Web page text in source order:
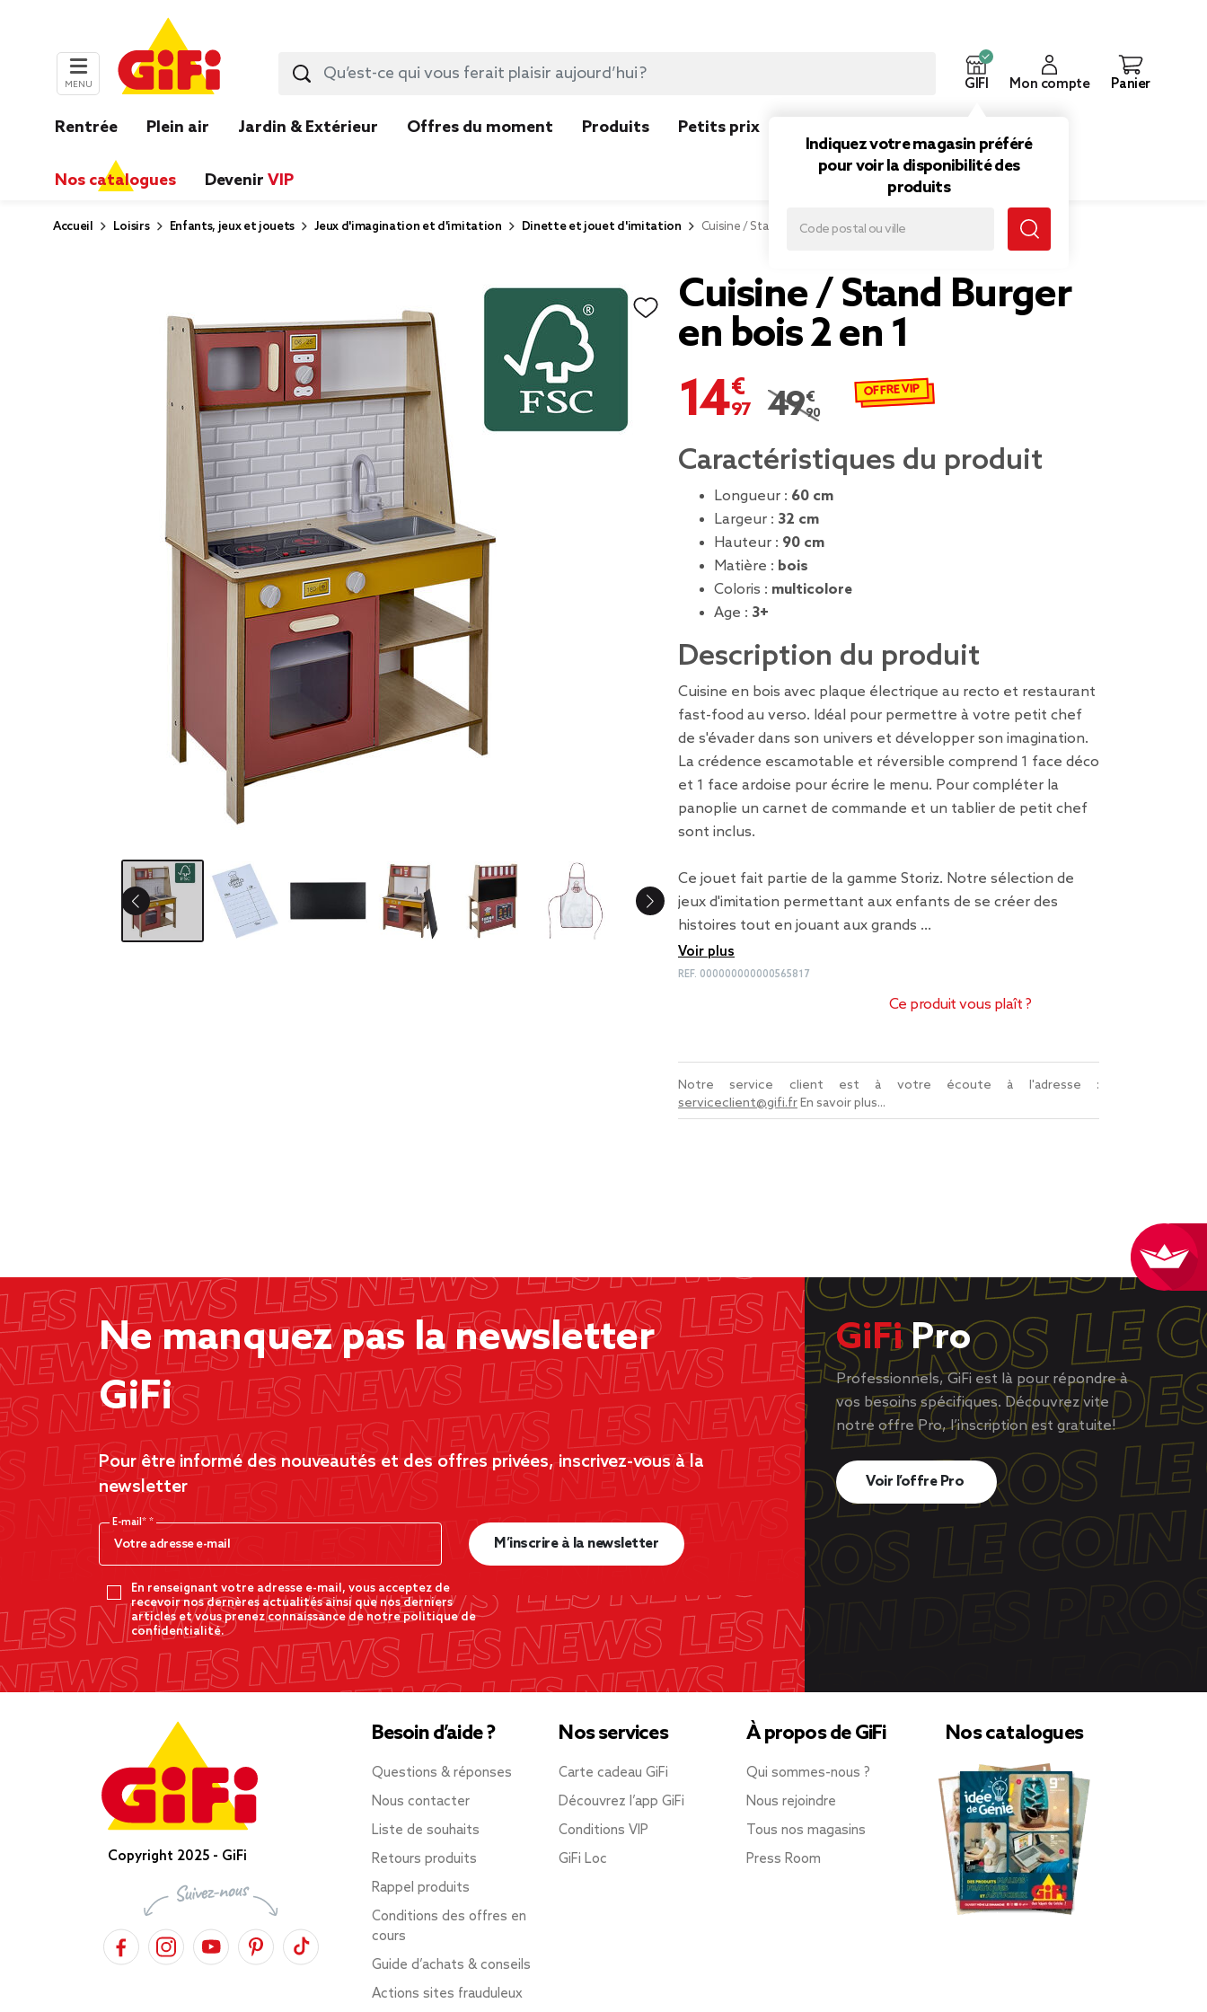
MENU GIFI
Indiquez votre magasin préféré
pour voir la disponibilité des
produits
Mon compte Panier
Rentrée Plein air Jardin & Extérieur Offres du moment Produits Petits prix
Nos catalogues Devenir VIP
Accueil Loisirs Enfants, jeux et jouets Jeux d'imagination et d'imitation Dinette et jouet d'imitation Cuisine / Stand Burger en bois 2 en 1
Cuisine / Stand Burger
en bois 2 en 1
14,97 €
Prix remisé de 49,90 € à 14,97 €
49,90 €
OFFRE VIP
Caractéristiques du produit
Longueur : 60 cm
Largeur : 32 cm
Hauteur : 90 cm
Matière : bois
Coloris : multicolore
Age : 3+
Description du produit
Cuisine en bois avec plaque électrique au recto et restaurant
fast-food au verso. Idéal pour permettre à votre petit chef
de s'évader dans son univers et développer son imagination.
La crédence escamotable et réversible comprend 1 face déco
et 1 face ardoise pour écrire le menu. Pour compléter la
panoplie un carnet de commande et un tablier de petit chef
sont inclus.
Ce jouet fait partie de la gamme Storiz. Notre sélection de
jeux d'imitation permettant aux enfants de se créer des
histoires tout en jouant aux grands …
Voir plus
REF. 000000000000565817
Ce produit vous plaît ?
Notre service client est à votre écoute à l'adresse :
serviceclient@gifi.frEn savoir plus...
Ne manquez pas la newsletter
GiFi
Pour être informé des nouveautés et des offres privées, inscrivez-vous à la
newsletter
E-mail*
En renseignant votre adresse e-mail, vous acceptez de
recevoir nos dernères actualités ainsi que nos derniers
articles et vous prenez connaissance de notre politique de
confidentialité.
M’inscrire à la newsletter
GiFiPro
Professionnels, GiFi est là pour répondre à
vos besoins spécifiques. Découvrez vite
notre offre Pro, l’inscription est gratuite!
Voir l’offre Pro
Copyright 2025 - GiFi
Besoin d’aide ?
Questions & réponses
Nous contacter
Liste de souhaits
Retours produits
Rappel produits
Conditions des offres en
cours
Guide d’achats & conseils
Actions sites frauduleux
Nos services
Carte cadeau GiFi
Découvrez l’app GiFi
Conditions VIP
GiFi Loc
À propos de GiFi
Qui sommes-nous ?
Nous rejoindre
Tous nos magasins
Press Room
Nos catalogues